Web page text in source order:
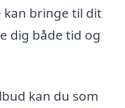
kan bringe til dit
dig både tid og
kan du som